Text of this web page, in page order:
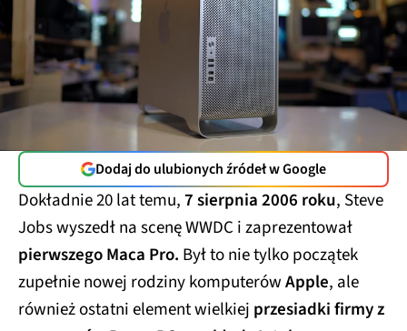
Dodaj do ulubionych źródeł w Google
Dokładnie 20 lat temu,7 sierpnia 2006 roku, Steve
Jobs wyszedł na scenę WWDC i zaprezentował
pierwszego Maca Pro. Był to nie tylko początek
zupełnie nowej rodziny komputerówApple, ale
również ostatni element wielkiej przesiadki firmy z